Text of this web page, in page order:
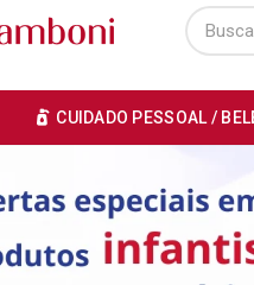
CUIDADO PESSOAL /